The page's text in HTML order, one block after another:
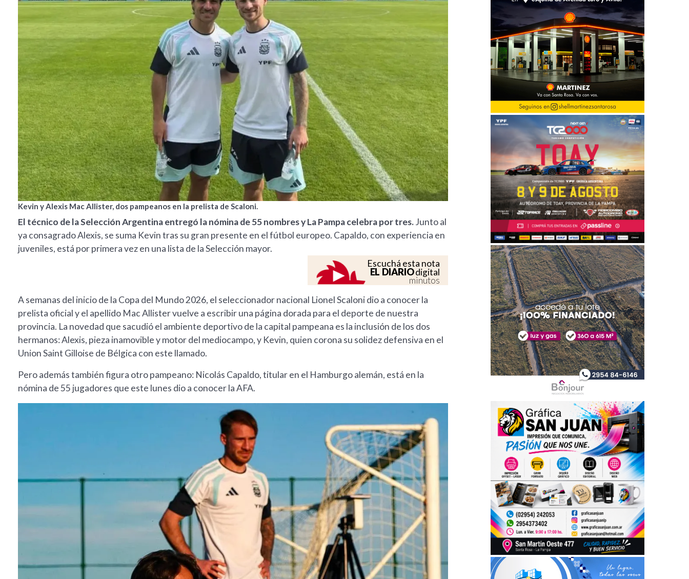
Kevin y Alexis Mac Allister, dos pampeanos en la prelista de Scaloni.
El técnico de la Selección Argentina entregó la nómina de 55 nombres y La Pampa celebra por tres.Junto al
ya consagrado Alexis, se suma Kevin tras su gran presente en el fútbol europeo. Capaldo, con experiencia en
juveniles, está por primera vez en una lista de la Selección mayor.
Escuchá esta nota
EL DIARIOdigital
minutos
A semanas del inicio de la Copa del Mundo 2026, el seleccionador nacional Lionel Scaloni dio a conocer la
prelista oficial y el apellido Mac Allister vuelve a escribir una página dorada para el deporte de nuestra
provincia. La novedad que sacudió el ambiente deportivo de la capital pampeana es la inclusión de los dos
hermanos: Alexis, pieza inamovible y motor del mediocampo, y Kevin, quien corona su solidez defensiva en el
Union Saint Gilloise de Bélgica con este llamado.
Pero además también figura otro pampeano: Nicolás Capaldo, titular en el Hamburgo alemán, está en la
nómina de 55 jugadores que este lunes dio a conocer la AFA.